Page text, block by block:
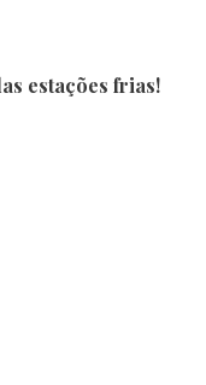
estações frias!